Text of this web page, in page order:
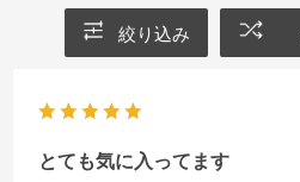
絞り込み
とても気に入ってます